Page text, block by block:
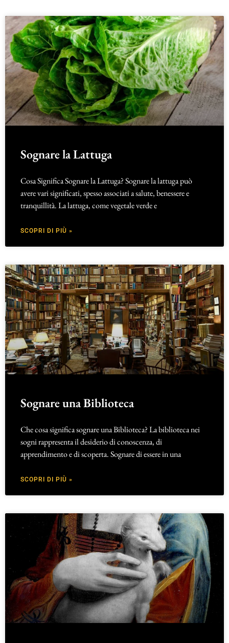
Sognare la Lattuga
Cosa Significa Sognare la Lattuga? Sognare la lattuga può
avere vari significati, spesso associati a salute, benessere e
tranquillità. La lattuga, come vegetale verde e
SCOPRI DI PIÙ »
Sognare una Biblioteca
Che cosa significa sognare una Biblioteca? La biblioteca nei
sogni rappresenta il desiderio di conoscenza, di
apprendimento e di scoperta. Sognare di essere in una
SCOPRI DI PIÙ »